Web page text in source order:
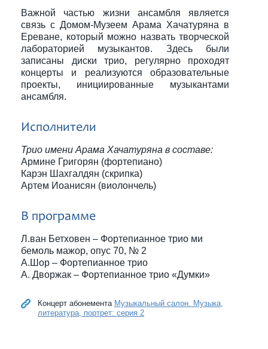
Важной частью жизни ансамбля является
связь с Домом-Музеем Арама Хачатуряна в
Ереване, который можно назвать творческой
лабораторией музыкантов. Здесь были
записаны диски трио, регулярно проходят
концерты и реализуются образовательные
проекты, инициированные музыкантами
ансамбля.
Исполнители
Трио имени Арама Хачатуряна в составе:
Армине Григорян (фортепиано)
Карэн Шахгалдян (скрипка)
Артем Иоанисян (виолончель)
В программе
Л.ван Бетховен – Фортепианное трио ми
бемоль мажор, опус 70, № 2
А.Шор – Фортепианное трио
А. Дворжак – Фортепианное трио «Думки»
Концерт абонемента Музыкальный салон. Музыка,
литература, портрет: серия 2